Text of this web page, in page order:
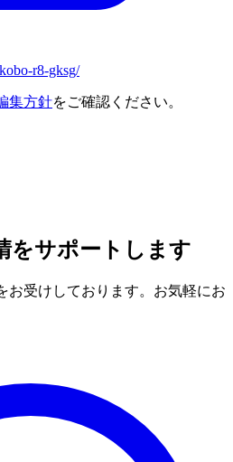
r8-gksg/
集方針をご確認ください。
をサポートします
お受けしております。お気軽にお